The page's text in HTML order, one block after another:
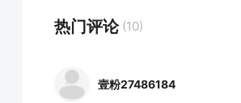
热门评论 (10)
壹粉27486184